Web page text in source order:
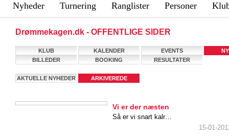
Nyheder Turnering Ranglister Personer
Drømmekagen.dk - OFFENTLIGE SIDER
KLUB KALENDER EVENTS
BILLEDER
BOOKING RESULTATER
AKTUELLE NYHEDER
ARKIVEREDE
Vi er der næsten
Så er vi snart kalr…
15-01-